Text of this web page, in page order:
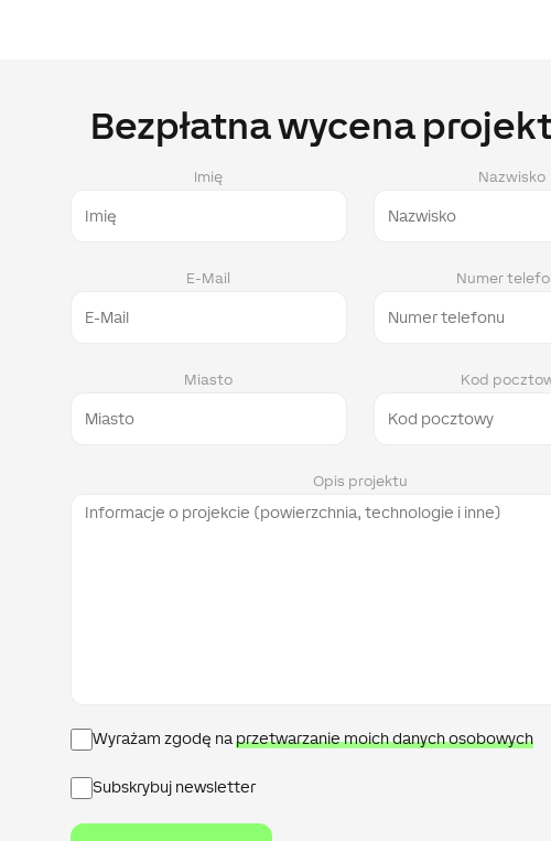
Bezpłatna wycena
Imię Nazwisko
E-Mail Numer
Miasto Kod
Opis projektu
Polityka
prywatności
Wyrażam zgodę naprzetwarzanie moich danych osobowych
Subskrybuj newsletter